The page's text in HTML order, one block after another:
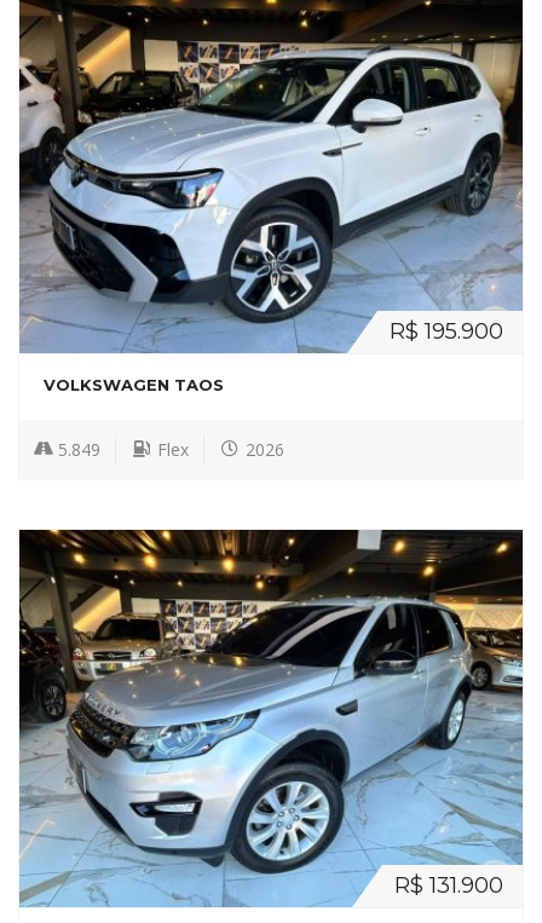
R$ 195.900
VOLKSWAGEN TAOS
5.849 Flex 2026
R$ 131.900